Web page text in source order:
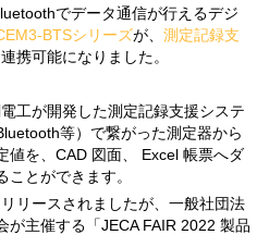
でデータ通信が行えるデジ
BTSシリーズが、 測定記録支
携可能になりました。
工が開発した測定記録支援システ
等）で繋がった測定器から
値を、CAD 図面、 Excel 帳票へダ
ことができます。
リースされましたが、一般社団法
が主催する「JECA FAIR 2022 製品